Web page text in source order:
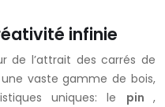
infinie
de l’attrait des carrés de
vaste gamme de bois,
uniques: le pin,